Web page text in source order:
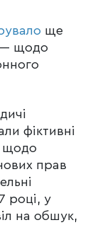
ще
— щодо
фіктивні
щодо
прав
році, у
на обшук,